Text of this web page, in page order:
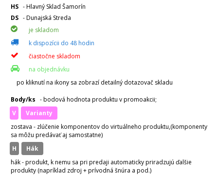
HS - Hlavný Sklad Šamorín
DS - Dunajská Streda
je skladom
k dispozícii do 48 hodin
čiastočne skladom
na objednávku
po kliknutí na ikony sa zobrazí detailný dotazovač skladu
Body/ks - bodová hodnota produktu v promoakcii;
v
varianty
zostava - zlúčenie komponentov do virtuálneho produktu,(komponenty
sa môžu predávať aj samostatne)
H
hák
hák - produkt, k nemu sa pri predaji automaticky priradzujú ďalšie
produkty (napríklad zdroj + prívodná šnúra a pod.)